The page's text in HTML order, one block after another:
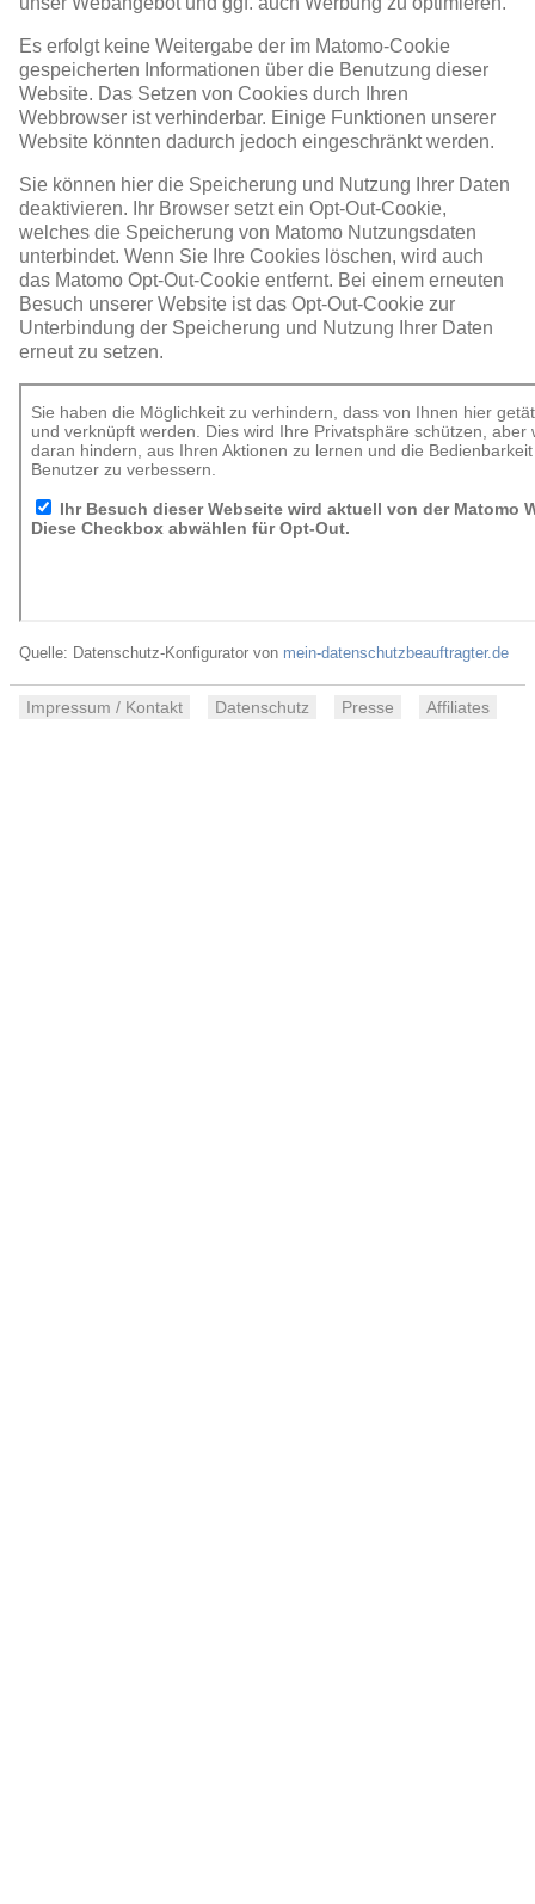
Es erfolgt keine Weitergabe der im Matomo-Cookie
gespeicherten Informationen über die Benutzung dieser
Website. Das Setzen von Cookies durch Ihren
Webbrowser ist verhinderbar. Einige Funktionen unserer
Website könnten dadurch jedoch eingeschränkt werden.
Sie können hier die Speicherung und Nutzung Ihrer Daten
deaktivieren. Ihr Browser setzt ein Opt-Out-Cookie,
welches die Speicherung von Matomo Nutzungsdaten
unterbindet. Wenn Sie Ihre Cookies löschen, wird auch
das Matomo Opt-Out-Cookie entfernt. Bei einem erneuten
Besuch unserer Website ist das Opt-Out-Cookie zur
Unterbindung der Speicherung und Nutzung Ihrer Daten
erneut zu setzen.
Quelle: Datenschutz-Konfigurator von mein-datenschutzbeauftragter.de
Impressum / Kontakt Datenschutz Presse Affiliates